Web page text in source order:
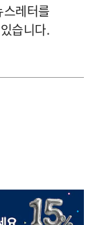
레터를
습니다.